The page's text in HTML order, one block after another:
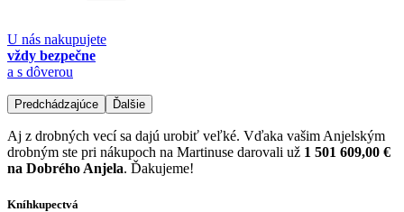
U nás nakupujete
vždy bezpečne
a s dôverou
Predchádzajúce Ďalšie
Aj z drobných vecí sa dajú urobiť veľké. Vďaka vašim Anjelským
drobným ste pri nákupoch na Martinuse darovali už 1 501 609,00 €
na Dobrého Anjela. Ďakujeme!
Kníhkupectvá